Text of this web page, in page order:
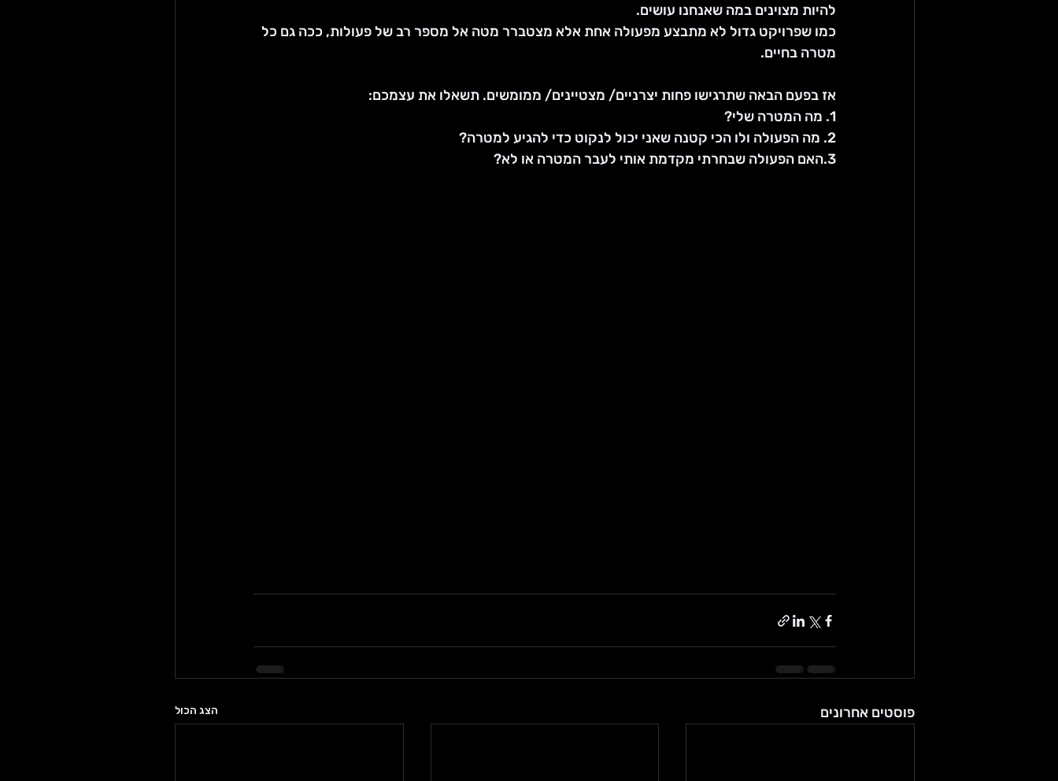
להיות מצוינים במה שאנחנו עושים.
כמו שפרויקט גדול לא מתבצע מפעולה אחת אלא מצטברר מטה אל מספר רב של פעולות, ככה גם כל
מטרה בחיים.
אז בפעם הבאה שתרגישו פחות יצרניים/ מצטיינים/ ממומשים. תשאלו את עצמכם:
1. מה המטרה שלי?
2. מה הפעולה ולו הכי קטנה שאני יכול לנקוט כדי להגיע למטרה?
3.האם הפעולה שבחרתי מקדמת אותי לעבר המטרה או לא?
פוסטים אחרונים הצג הכול